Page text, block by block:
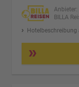
Anbieter:
BILLA
Hotelbeschreibung